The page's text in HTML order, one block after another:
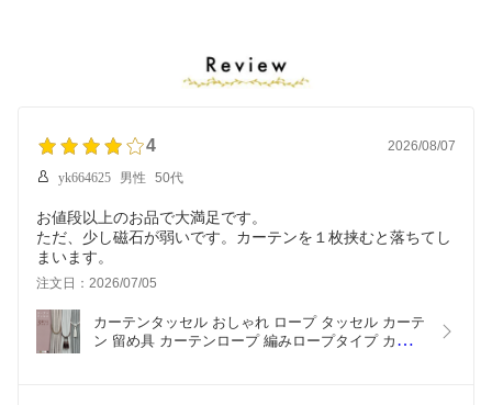
4 2026/08/07
yk664625 男性 50代
お値段以上のお品で大満足です。
ただ、少し磁石が弱いです。カーテンを１枚挟むと落ちてし
まいます。
注文日：2026/07/05
カーテンタッセル おしゃれ ロープ タッセル カーテ
ン 留め具 カーテンロープ 編みロープタイプ カーテ